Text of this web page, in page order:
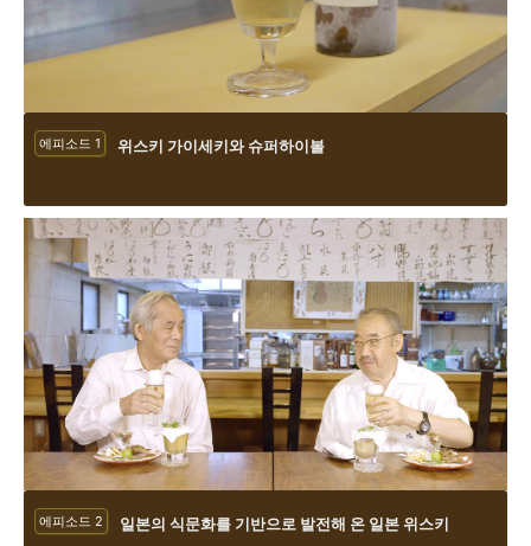
에피소드 1 위스키 가이세키와 슈퍼하이볼
에피소드 2 일본의 식문화를 기반으로 발전해 온 일본 위스키